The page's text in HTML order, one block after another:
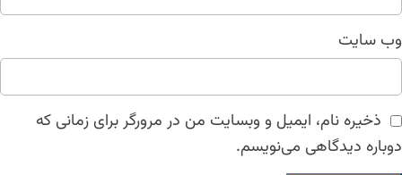
وب‌ سایت
ذخیره نام، ایمیل و وبسایت من در مرورگر برای زمانی که
دوباره دیدگاهی می‌نویسم.